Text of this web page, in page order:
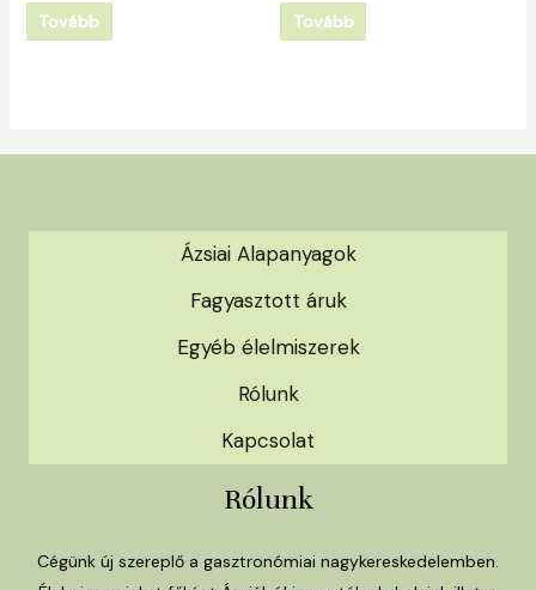
Tovább Tovább
Ázsiai Alapanyagok
Fagyasztott áruk
Egyéb élelmiszerek
Rólunk
Kapcsolat
Rólunk
Cégünk új szereplő a gasztronómiai nagykereskedelemben.